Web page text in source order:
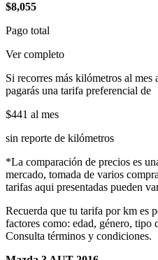
$8,055
Pago total
Ver completo
Si recorres más kilómetros al mes
pagarás una tarifa preferencial de
$441 al mes
sin reporte de kilómetros
*La comparación de precios es
mercado, tomada de varios
tarifas aqui presentadas pueden
Recuerda que tu tarifa por km es
factores como: edad, género, tipo
Consulta términos y condiciones.